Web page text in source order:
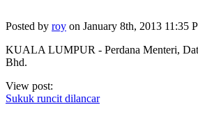
Posted by roy on January 8th, 2013 11:35
KUALA LUMPUR - Perdana Menteri,
Bhd.
View post:
Sukuk runcit dilancar